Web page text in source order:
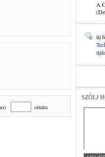
oldalra
A
új
SZÓLJ